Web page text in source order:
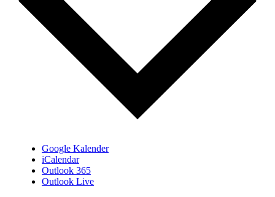
Google Kalender
iCalendar
Outlook 365
Outlook Live